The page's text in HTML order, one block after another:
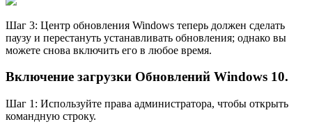
Шаг 3: Центр обновления Windows теперь должен сделать
паузу и перестануть устанавливать обновления; однако вы
можете снова включить его в любое время.
Включение загрузки Обновлений Windows 10.
Шаг 1: Используйте права администратора, чтобы открыть
командную строку.